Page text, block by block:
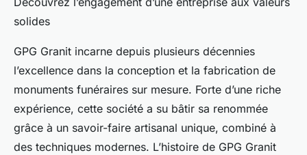
solides
GPG Granit incarne depuis plusieurs décennies
l’excellence dans la conception et la fabrication de
monuments funéraires sur mesure. Forte d’une riche
expérience, cette société a su bâtir sa renommée
grâce à un savoir-faire artisanal unique, combiné à
des techniques modernes. L’histoire de GPG Granit